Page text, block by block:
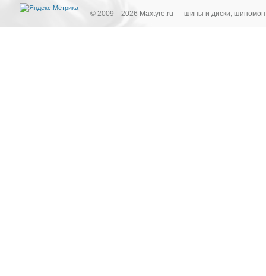
© 2009—2026 Maxtyre.ru — шины и диски,